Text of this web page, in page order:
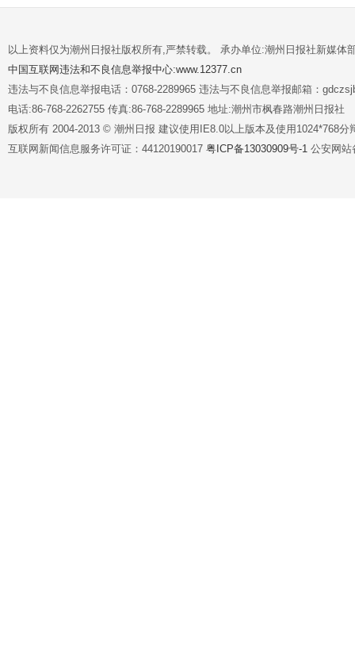
以上资料仅为潮州日报社版权所有,严禁转载。 承办单位:潮州日报社新媒体
中国互联网违法和不良信息举报中心:www.12377.cn
违法与不良信息举报电话：0768-2289965 违法与不良信息举报邮箱：
电话:86-768-2262755 传真:86-768-2289965 地址:潮州市枫春路潮州日报社
版权所有 2004-2013 © 潮州日报 建议使用IE8.0以上版本及使用1024*768分
互联网新闻信息服务许可证：44120190017 粤ICP备13030909号-1 公安网站